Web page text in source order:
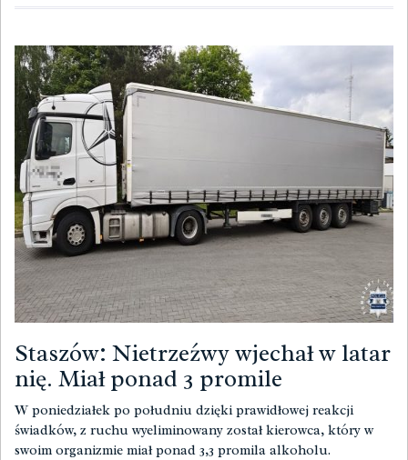
Staszów: Nietrzeźwy wjechał w latar
nię. Miał ponad 3 promile
W poniedziałek po południu dzięki prawidłowej reakcji
świadków, z ruchu wyeliminowany został kierowca, który w
swoim organizmie miał ponad 3,3 promila alkoholu.